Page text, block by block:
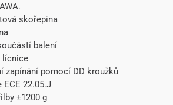
skořepina
balení
lícnice
zapínání pomocí DD kroužků
22.05.J
±1200 g